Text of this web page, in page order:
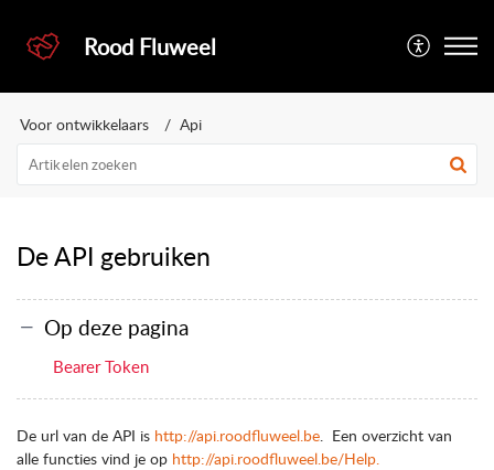
Rood Fluweel
Voor ontwikkelaars Api
De API gebruiken
Op deze pagina
Bearer Token
De url van de API is http://api.roodfluweel.be . Een overzicht van
alle functies vind je op http://api.roodfluweel.be/Help.